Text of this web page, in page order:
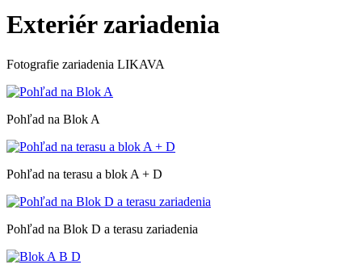
Exteriér zariadenia
Fotografie zariadenia LIKAVA
Pohľad na Blok A
Pohľad na terasu a blok A + D
Pohľad na Blok D a terasu zariadenia